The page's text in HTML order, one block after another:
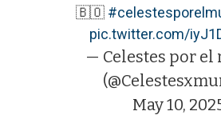
🇧🇴
pic.twitter.com/
— Celestes por el
May 10,